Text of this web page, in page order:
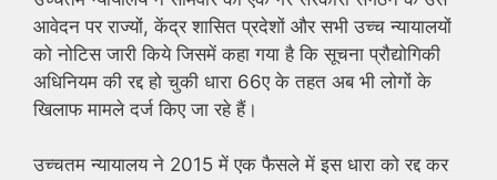
आवेदन पर राज्यों, केंद्र शासित प्रदेशों और सभी उच्च न्यायालयों
को नोटिस जारी किये जिसमें कहा गया है कि सूचना प्रौद्योगिकी
अधिनियम की रद्द हो चुकी धारा 66ए के तहत अब भी लोगों के
खिलाफ मामले दर्ज किए जा रहे हैं।
उच्चतम न्यायालय ने 2015 में एक फैसले में इस धारा को रद्द कर